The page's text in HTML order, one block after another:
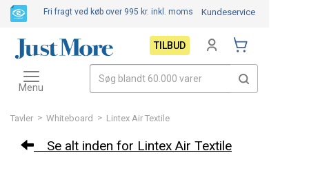
Tavler > Whiteboard > Lintex Air Textile
Se alt inden for Lintex Air Textile
Fri fragt ved køb over 995 kr. inkl. moms Kundeservice
TILBUD
Toggle
navigation
Menu